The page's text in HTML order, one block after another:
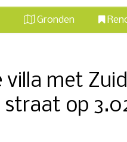
Gronden
villa met
op